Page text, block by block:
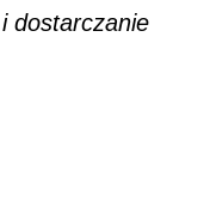
dostarczanie